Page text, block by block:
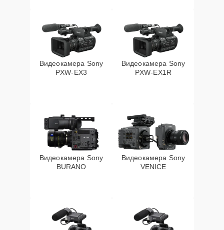
Видеокамера Sony
PXW‑EX3
Видеокамера Sony
PXW‑EX1R
Видеокамера Sony
BURANO
Видеокамера Sony
VENICE